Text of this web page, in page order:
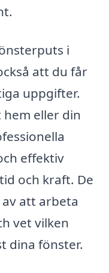
i
att du får
uppgifter.
eller din
effektiv
och kraft. De
att arbeta
vet vilken
dina fönster.